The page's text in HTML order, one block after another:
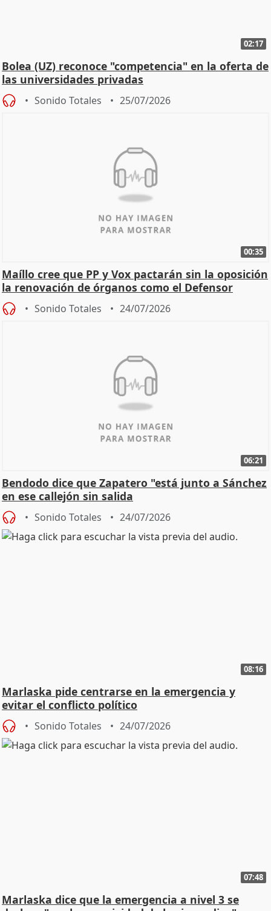
02:17
Bolea (UZ) reconoce "competencia" en la oferta de
las universidades privadas
Sonido Totales 25/07/2026
00:35
Maíllo cree que PP y Vox pactarán sin la oposición
la renovación de órganos como el Defensor
Sonido Totales 24/07/2026
06:21
Bendodo dice que Zapatero "está junto a Sánchez
en ese callejón sin salida
Sonido Totales 24/07/2026
08:16
Marlaska pide centrarse en la emergencia y
evitar el conflicto político
Sonido Totales 24/07/2026
07:48
Marlaska dice que la emergencia a nivel 3 se